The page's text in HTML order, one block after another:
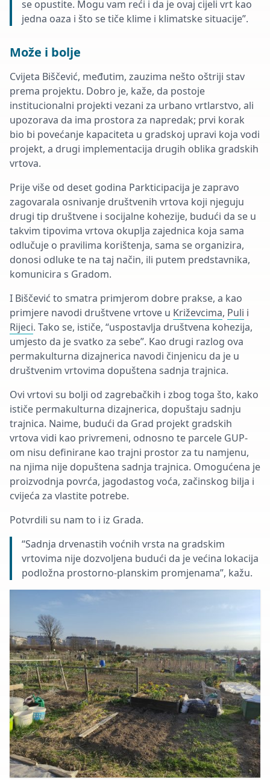
se opustite. Mogu vam reći i da je ovaj cijeli vrt kao
jedna oaza i što se tiče klime i klimatske situacije”.
Može i bolje
Cvijeta Biščević, međutim, zauzima nešto oštriji stav
prema projektu. Dobro je, kaže, da postoje
institucionalni projekti vezani za urbano vrtlarstvo, ali
upozorava da ima prostora za napredak; prvi korak
bio bi povećanje kapaciteta u gradskoj upravi koja vodi
projekt, a drugi implementacija drugih oblika gradskih
vrtova.
Prije više od deset godina Parkticipacija je zapravo
zagovarala osnivanje društvenih vrtova koji njeguju
drugi tip društvene i socijalne kohezije, budući da se u
takvim tipovima vrtova okuplja zajednica koja sama
odlučuje o pravilima korištenja, sama se organizira,
donosi odluke te na taj način, ili putem predstavnika,
komunicira s Gradom.
I Biščević to smatra primjerom dobre prakse, a kao
primjere navodi društvene vrtove u Križevcima, Puli i
Rijeci. Tako se, ističe, “uspostavlja društvena kohezija,
umjesto da je svatko za sebe”. Kao drugi razlog ova
permakulturna dizajnerica navodi činjenicu da je u
društvenim vrtovima dopuštena sadnja trajnica.
Ovi vrtovi su bolji od zagrebačkih i zbog toga što, kako
ističe permakulturna dizajnerica, dopuštaju sadnju
trajnica. Naime, budući da Grad projekt gradskih
vrtova vidi kao privremeni, odnosno te parcele GUP-
om nisu definirane kao trajni prostor za tu namjenu,
na njima nije dopuštena sadnja trajnica. Omogućena je
proizvodnja povrća, jagodastog voća, začinskog bilja i
cvijeća za vlastite potrebe.
Potvrdili su nam to i iz Grada.
“Sadnja drvenastih voćnih vrsta na gradskim
vrtovima nije dozvoljena budući da je većina lokacija
podložna prostorno-planskim promjenama”, kažu.